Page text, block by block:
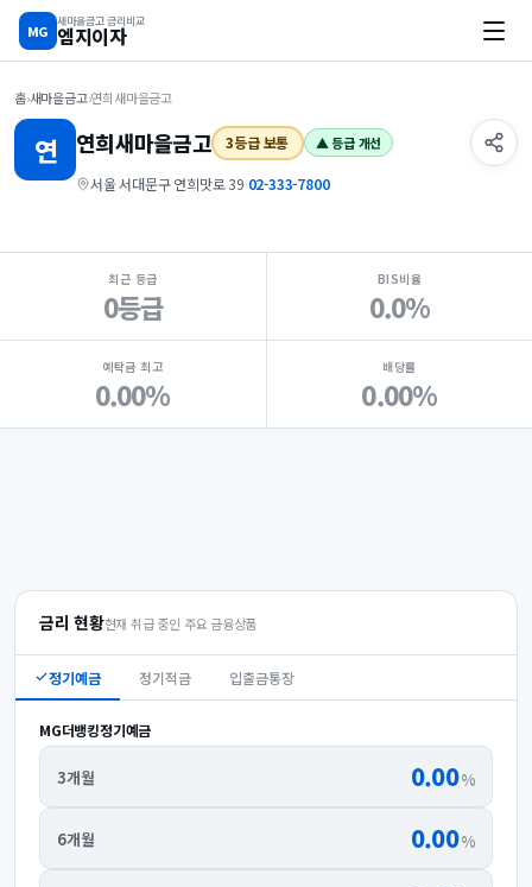
MG
새마을금고 금리비교
엠지이자
홈›새마을금고›연희새마을금고
연 연희새마을금고 3등급 보통 ▲ 등급 개선
서울 서대문구 연희맛로 39·02-333-7800
지점 핵심 지표 요약
최근 등급
0등급
BIS비율
0.0%
예탁금 최고
0.00%
배당률
0.00%
금리 현황현재 취급 중인 주요 금융상품
정기예금 정기적금 입출금통장
MG더뱅킹정기예금
3개월 0.00%
6개월 0.00%